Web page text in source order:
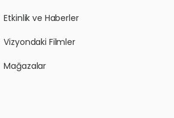
Etkinlik ve Haberler
Vizyondaki Filmler
Mağazalar